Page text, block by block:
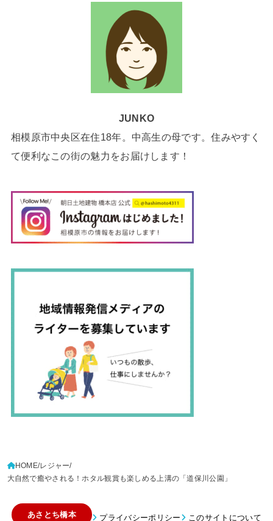
JUNKO
相模原市中央区在住18年。中高生の母です。住みやすく
て便利なこの街の魅力をお届けします！
HOME レジャー
大自然で癒やされる！ホタル観賞も楽しめる上溝の「道保川公園」
あさとち橋本 プライバシーポリシー このサイトについて